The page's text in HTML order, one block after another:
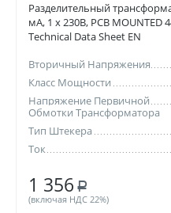
Разделительный
мА, 1 x 230В, PCB MOUNTED
Technical Data Sheet EN
Вторичный Напряжения
Класс Мощности
Напряжение Первичной
Обмотки Трансформатора
Тип Штекера
Ток
1 356 Р
(включая НДС 22%)